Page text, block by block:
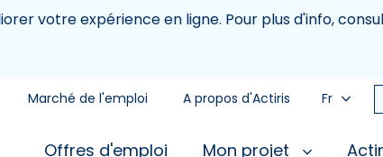
votre expérience en ligne. Pour plus d'info,
Marché de l'emploi A propos d'Actiris Fr
Offres d'emploi Mon projet